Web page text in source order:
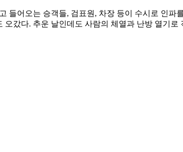
들어오는 승객들, 검표원, 차장 등이 수시로 인파
갔다. 추운 날인데도 사람의 체열과 난방 열기로